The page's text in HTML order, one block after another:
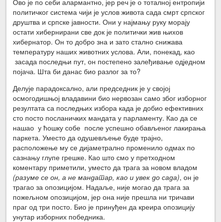
политичког система чији је услов живота сада смрт српског
друштва и српске јавности. Они у најмању руку морају
остати хибернирани све док је политички жив њихов
хибернатор. Он то добро зна и зато стално снижава
температуру наших животних услова. Али, понекад, као
засада последњи пут, он постепено залеђивање одједном
појача. Шта би данас био разлог за то?
Делује парадоксално, али председник је у својој
осмогодишњој владавини био нервозан само због изборног
резултата са последњих избора када је добио ефективних
сто посто посланичких мандата у парламенту. Као да се
нашао у ћошку собе после успешно обављеног лакирања
паркета. Уместо да одушевљење буде трајно,
расположење му се дијаметрално променило одмах по
сазнању глупе грешке. Као што смо у претходном
коментару приметили, уместо да трага за новом владом
(разуме се он, а не мандатар, као и увек до сада), он је
трагао за опозицијом. Надаље, није могао да трага за
пожељном опозицијом, јер она није прешла ни тричави
праг од три посто. Био је принуђен да креира опозицију
унутар изборних победника.